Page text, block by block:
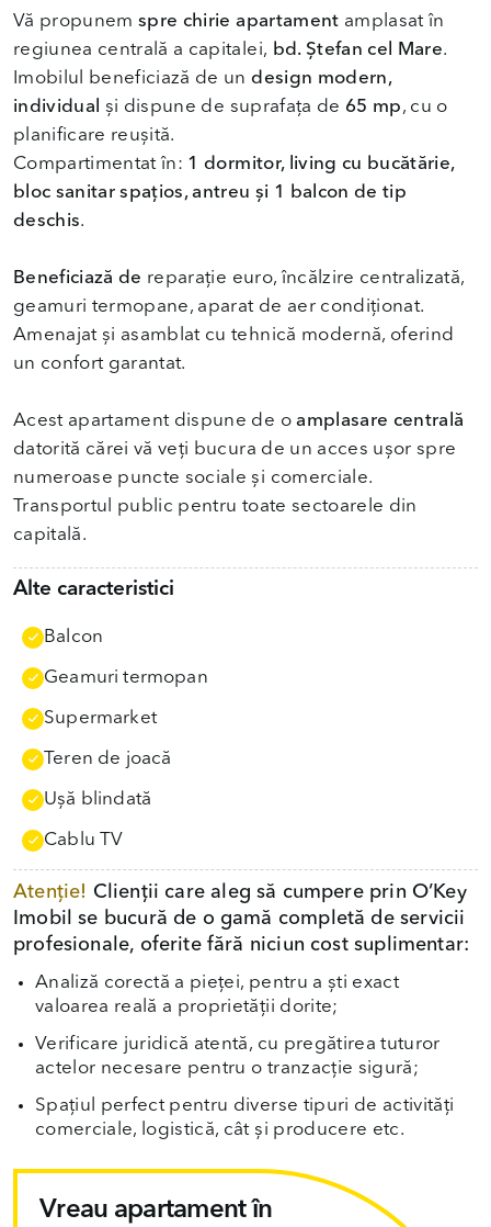
Vă propunemspre chirie apartament amplasat în
regiunea centrală a capitalei, bd. Ștefan cel Mare.
Imobilul beneficiază de un design modern,
individual și dispune de suprafața de 65 mp, cu o
planificare reușită.
Compartimentat în: 1 dormitor, living cu bucătărie,
bloc sanitar spațios, antreu și 1 balcon de tip
deschis.
Beneficiază de reparație euro, încălzire centralizată,
geamuri termopane, aparat de aer condiționat.
Amenajat și asamblat cu tehnică modernă, oferind
un confort garantat.
Acest apartament dispune de oamplasare centrală
datorită cărei vă veți bucura de un acces ușor spre
numeroase puncte sociale și comerciale.
Transportul public pentru toate sectoarele din
capitală.
Alte caracteristici
Balcon
Geamuri termopan
Supermarket
Teren de joacă
Uşă blindată
Cablu TV
Atenție! Clienții care aleg să cumpere prin O’Key
Imobil se bucură de o gamă completă de servicii
profesionale, oferite fără niciun cost suplimentar:
Analiză corectă a pieței, pentru a ști exact
valoarea reală a proprietății dorite;
Verificare juridică atentă, cu pregătirea tuturor
actelor necesare pentru o tranzacție sigură;
Spațiul perfect pentru diverse tipuri de activități
comerciale, logistică, cât și producere etc.
Vreau apartament în